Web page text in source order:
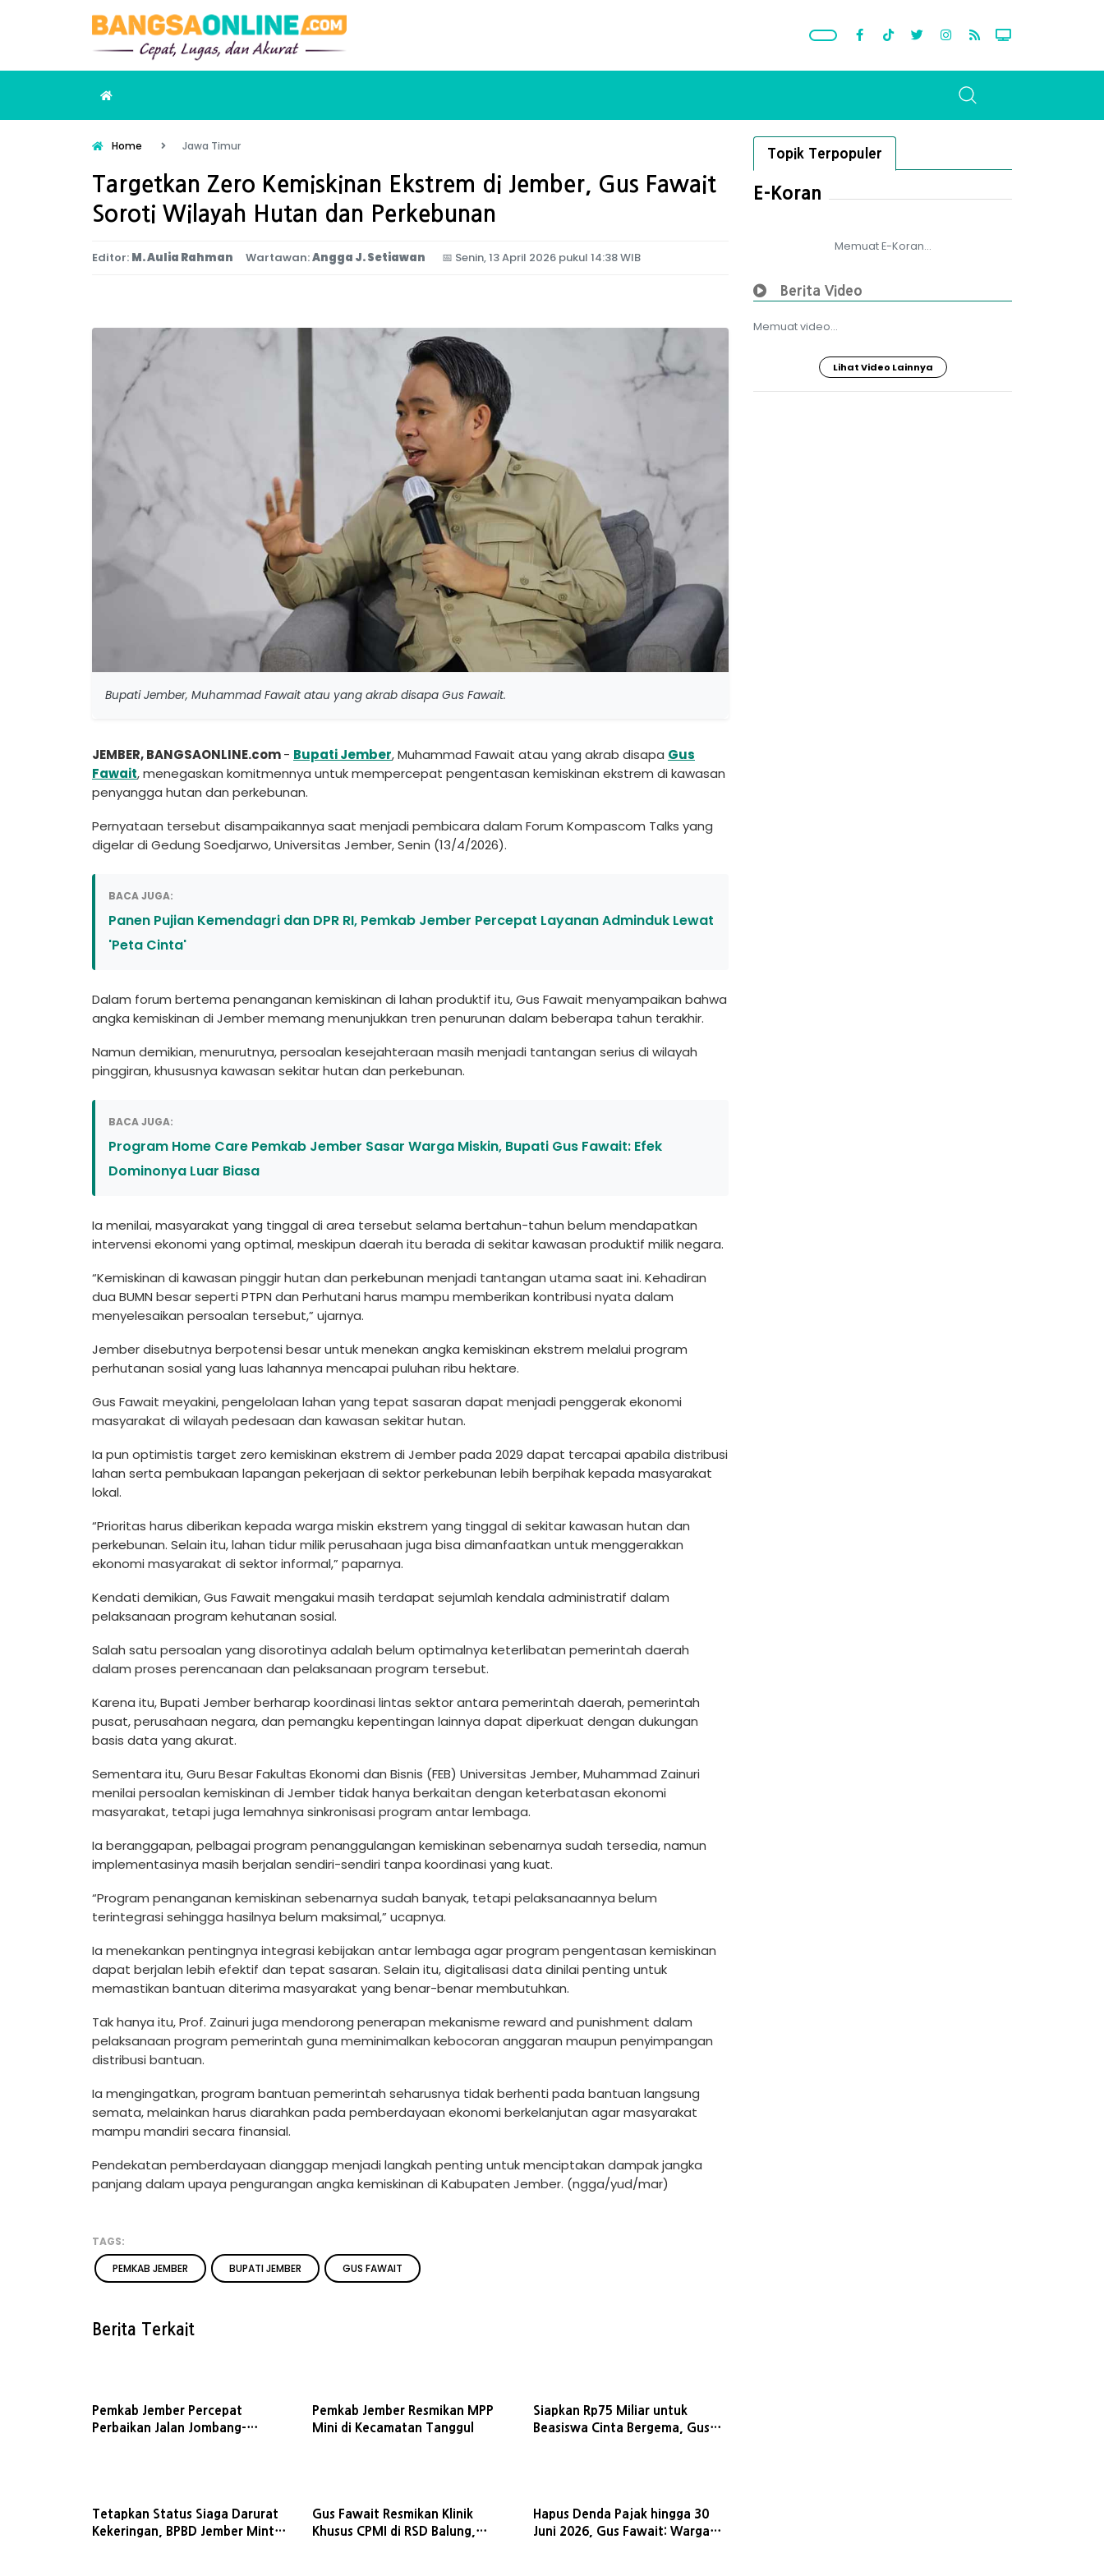
Home Jawa Timur
Targetkan Zero Kemiskinan Ekstrem di Jember, Gus Fawait
Soroti Wilayah Hutan dan Perkebunan
Editor: M. Aulia Rahman Wartawan:Angga J. Setiawan 📅 Senin, 13 April 2026 pukul 14:38 WIB
Bupati Jember, Muhammad Fawait atau yang akrab disapa Gus Fawait.
JEMBER, BANGSAONLINE.com- Bupati Jember, Muhammad Fawait atau yang akrab disapa Gus
Fawait, menegaskan komitmennya untuk mempercepat pengentasan kemiskinan ekstrem di kawasan
penyangga hutan dan perkebunan.
Pernyataan tersebut disampaikannya saat menjadi pembicara dalam Forum Kompascom Talks yang
digelar di Gedung Soedjarwo, Universitas Jember, Senin (13/4/2026).
BACA JUGA:
Panen Pujian Kemendagri dan DPR RI, Pemkab Jember Percepat Layanan Adminduk Lewat
'Peta Cinta'
Dalam forum bertema penanganan kemiskinan di lahan produktif itu, Gus Fawait menyampaikan bahwa
angka kemiskinan di Jember memang menunjukkan tren penurunan dalam beberapa tahun terakhir.
Namun demikian, menurutnya, persoalan kesejahteraan masih menjadi tantangan serius di wilayah
pinggiran, khususnya kawasan sekitar hutan dan perkebunan.
BACA JUGA:
Program Home Care Pemkab Jember Sasar Warga Miskin, Bupati Gus Fawait: Efek
Dominonya Luar Biasa
Ia menilai, masyarakat yang tinggal di area tersebut selama bertahun-tahun belum mendapatkan
intervensi ekonomi yang optimal, meskipun daerah itu berada di sekitar kawasan produktif milik negara.
“Kemiskinan di kawasan pinggir hutan dan perkebunan menjadi tantangan utama saat ini. Kehadiran
dua BUMN besar seperti PTPN dan Perhutani harus mampu memberikan kontribusi nyata dalam
menyelesaikan persoalan tersebut,” ujarnya.
Jember disebutnya berpotensi besar untuk menekan angka kemiskinan ekstrem melalui program
perhutanan sosial yang luas lahannya mencapai puluhan ribu hektare.
Gus Fawait meyakini, pengelolaan lahan yang tepat sasaran dapat menjadi penggerak ekonomi
masyarakat di wilayah pedesaan dan kawasan sekitar hutan.
Ia pun optimistis target zero kemiskinan ekstrem di Jember pada 2029 dapat tercapai apabila distribusi
lahan serta pembukaan lapangan pekerjaan di sektor perkebunan lebih berpihak kepada masyarakat
lokal.
“Prioritas harus diberikan kepada warga miskin ekstrem yang tinggal di sekitar kawasan hutan dan
perkebunan. Selain itu, lahan tidur milik perusahaan juga bisa dimanfaatkan untuk menggerakkan
ekonomi masyarakat di sektor informal,” paparnya.
Kendati demikian, Gus Fawait mengakui masih terdapat sejumlah kendala administratif dalam
pelaksanaan program kehutanan sosial.
Salah satu persoalan yang disorotinya adalah belum optimalnya keterlibatan pemerintah daerah
dalam proses perencanaan dan pelaksanaan program tersebut.
Karena itu, Bupati Jember berharap koordinasi lintas sektor antara pemerintah daerah, pemerintah
pusat, perusahaan negara, dan pemangku kepentingan lainnya dapat diperkuat dengan dukungan
basis data yang akurat.
Sementara itu, Guru Besar Fakultas Ekonomi dan Bisnis (FEB) Universitas Jember, Muhammad Zainuri
menilai persoalan kemiskinan di Jember tidak hanya berkaitan dengan keterbatasan ekonomi
masyarakat, tetapi juga lemahnya sinkronisasi program antar lembaga.
Ia beranggapan, pelbagai program penanggulangan kemiskinan sebenarnya sudah tersedia, namun
implementasinya masih berjalan sendiri-sendiri tanpa koordinasi yang kuat.
“Program penanganan kemiskinan sebenarnya sudah banyak, tetapi pelaksanaannya belum
terintegrasi sehingga hasilnya belum maksimal,” ucapnya.
Ia menekankan pentingnya integrasi kebijakan antar lembaga agar program pengentasan kemiskinan
dapat berjalan lebih efektif dan tepat sasaran. Selain itu, digitalisasi data dinilai penting untuk
memastikan bantuan diterima masyarakat yang benar-benar membutuhkan.
Tak hanya itu, Prof. Zainuri juga mendorong penerapan mekanisme reward and punishment dalam
pelaksanaan program pemerintah guna meminimalkan kebocoran anggaran maupun penyimpangan
distribusi bantuan.
Ia mengingatkan, program bantuan pemerintah seharusnya tidak berhenti pada bantuan langsung
semata, melainkan harus diarahkan pada pemberdayaan ekonomi berkelanjutan agar masyarakat
mampu mandiri secara finansial.
Pendekatan pemberdayaan dianggap menjadi langkah penting untuk menciptakan dampak jangka
panjang dalam upaya pengurangan angka kemiskinan di Kabupaten Jember. (ngga/yud/mar)
TAGS:
PEMKAB JEMBER
BUPATI JEMBER GUS FAWAIT
Berita Terkait
Pemkab Jember Percepat
Perbaikan Jalan Jombang-
Pemkab Jember Resmikan MPP
Mini di Kecamatan Tanggul
Siapkan Rp75 Miliar untuk
Beasiswa Cinta Bergema, Gus
Tetapkan Status Siaga Darurat
Kekeringan, BPBD Jember Minta
Gus Fawait Resmikan Klinik
Khusus CPMI di RSD Balung,
Hapus Denda Pajak hingga 30
Juni 2026, Gus Fawait: Warga
Topik Terpopuler
E-Koran
Memuat E-Koran...
Berita Video
Memuat video...
Lihat Video Lainnya